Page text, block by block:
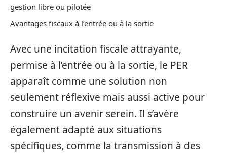
gestion libre ou pilotée
Avantages fiscaux à l’entrée ou à la sortie
Avec une incitation fiscale attrayante,
permise à l’entrée ou à la sortie, le PER
apparaît comme une solution non
seulement réflexive mais aussi active pour
construire un avenir serein. Il s’avère
également adapté aux situations
spécifiques, comme la transmission à des